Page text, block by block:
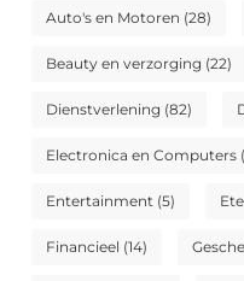
Auto's en Motoren (28)
Beauty en verzorging (22)
Dienstverlening (82)
Electronica en Computers
Entertainment (5)
Financieel (14)